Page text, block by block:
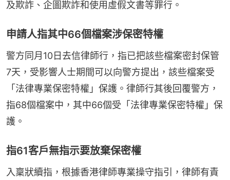
及欺詐、企圖欺詐和使用虛假文書等罪行。
申請人指其中66個檔案涉保密特權
警方同月10日去信律師行，指已把該些檔案密封保管
7天，受影響人士期間可以向警方提出，該些檔案受
「法律專業保密特權」保護。律師行其後回覆警方，
指68個檔案中，其中66個受「法律專業保密特權」保
護。
指61客戶無指示要放棄保密權
入稟狀續指，根據香港律師專業操守指引，律師有責